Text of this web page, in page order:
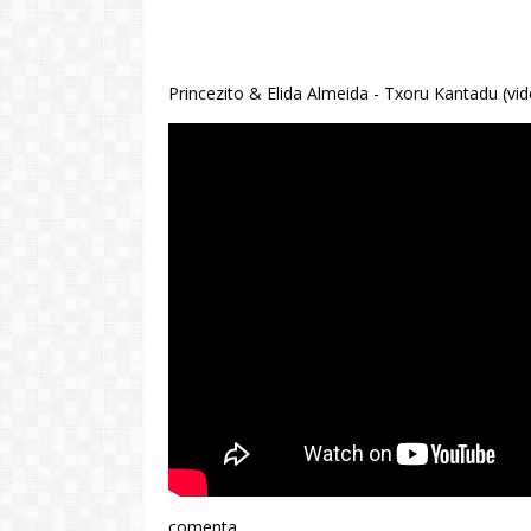
Princezito & Elida Almeida - Txoru Kantadu